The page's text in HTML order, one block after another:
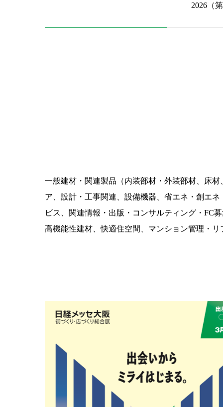
2026（
一般建材・関連製品（内装部材・外装部材、床
ア、設計・工事関連、設備機器、省エネ・創エ
ビス、関連情報・出版・コンサルティング・FC
高機能性建材、快適住空間、マンション管理・リ